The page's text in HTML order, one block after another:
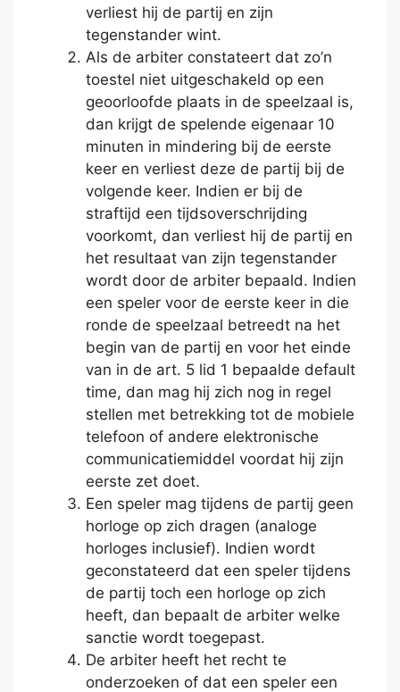
verliest hij de partij en zijn
tegenstander wint.
Als de arbiter constateert dat zo’n
toestel niet uitgeschakeld op een
geoorloofde plaats in de speelzaal is,
dan krijgt de spelende eigenaar 10
minuten in mindering bij de eerste
keer en verliest deze de partij bij de
volgende keer. Indien er bij de
straftijd een tijdsoverschrijding
voorkomt, dan verliest hij de partij en
het resultaat van zijn tegenstander
wordt door de arbiter bepaald. Indien
een speler voor de eerste keer in die
ronde de speelzaal betreedt na het
begin van de partij en voor het einde
van in de art. 5 lid 1 bepaalde default
time, dan mag hij zich nog in regel
stellen met betrekking tot de mobiele
telefoon of andere elektronische
communicatiemiddel voordat hij zijn
eerste zet doet.
Een speler mag tijdens de partij geen
horloge op zich dragen (analoge
horloges inclusief). Indien wordt
geconstateerd dat een speler tijdens
de partij toch een horloge op zich
heeft, dan bepaalt de arbiter welke
sanctie wordt toegepast.
De arbiter heeft het recht te
onderzoeken of dat een speler een